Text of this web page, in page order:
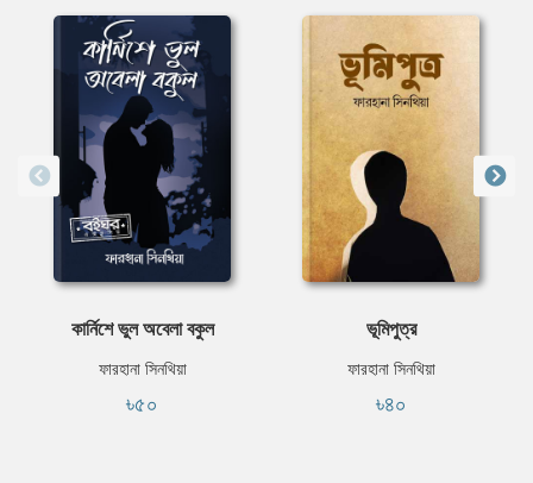
কার্নিশে ভুল অবেলা বকুল
ফারহানা সিনথিয়া
৳৫০
ভূমিপুত্র
ফারহানা সিনথিয়া
৳৪০